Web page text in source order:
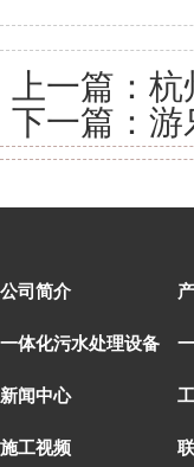
上一篇： 杭
下一篇： 游
公司简介
一体化污水处理设备
新闻中心
施工视频